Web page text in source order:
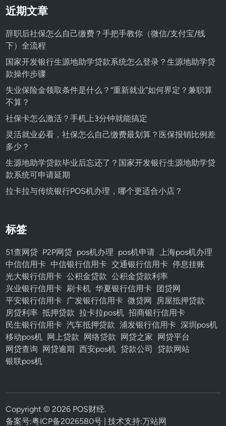
近期文章
辞职后社保怎么自己缴费？手把手教你（微信/支付宝/线
下）全流程
国家开发银行生源地助学贷款系统怎么登录？生源地助学贷
款操作步骤
失业保险金领取条件是什么？“重新就业”如何界定？兼职算
不算？
社保卡怎么激活？手机上3分钟就能搞定
灵活就业必看，社保怎么自己缴费最划算？医保报销比例差
多少？
生源地助学贷款毕业后忘还了？国家开发银行生源地助学贷
款系统可申请延期
拉卡拉与传统银行POS机办理，哪个更适合小店？
标签
51查网贷 P2P网贷 pos机办理 pos机申请 上海pos机办理
中信信用卡 中信银行信用卡 交通银行信用卡 停息挂账
光大银行信用卡 公积金贷款 公积金贷款利率
兴业银行信用卡 刷卡机 华夏银行信用卡 团贷网
平安银行信用卡 广发银行信用卡 微贷网
房屋抵押贷款
房贷利率 抵押贷款 拉卡拉pos机 招商银行信用卡
民生银行信用卡 汽车抵押贷款 浦发银行信用卡 深圳pos机
移动pos机 网上贷款 网络贷款 网贷之家
网贷平台
网贷查询
网贷逾期 西安pos机 贷款公司
贷款网站
银联pos机
Copyright © 2026 POS财经.
备案号:粤ICP备2026580号 | 技术支持:万站网